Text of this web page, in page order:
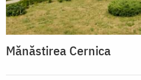
Mănăstirea Cernica